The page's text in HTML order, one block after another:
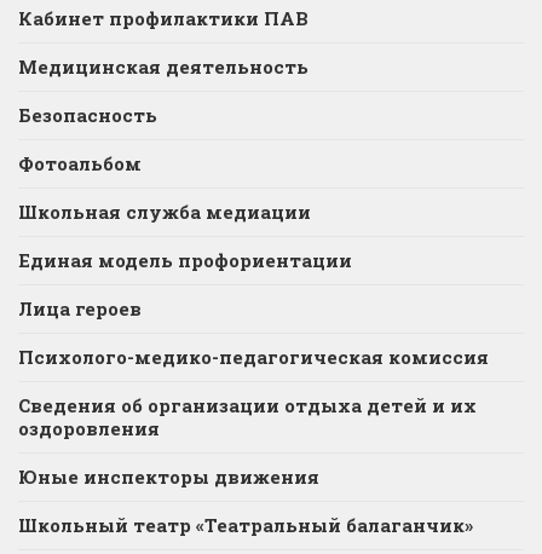
Кабинет профилактики ПАВ
Медицинская деятельность
Безопасность
Фотоальбом
Школьная служба медиации
Единая модель профориентации
Лица героев
Психолого-медико-педагогическая комиссия
Сведения об организации отдыха детей и их
оздоровления
Юные инспекторы движения
Школьный театр «Театральный балаганчик»